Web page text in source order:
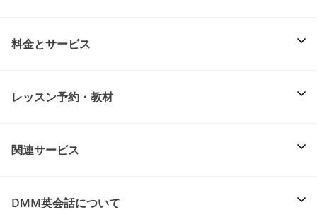
料金とサービス
レッスン予約・教材
関連サービス
DMM英会話について